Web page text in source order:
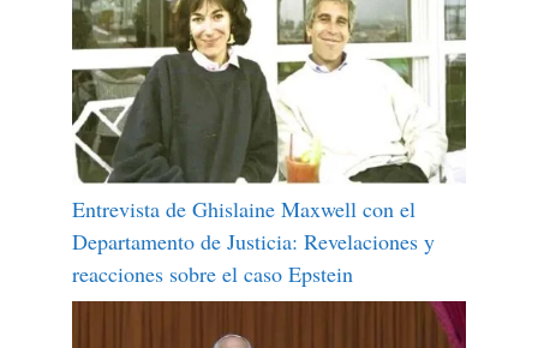
Entrevista de Ghislaine Maxwell con el
Departamento de Justicia: Revelaciones y
reacciones sobre el caso Epstein